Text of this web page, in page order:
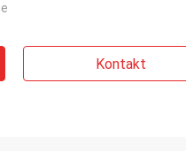
Kontakt